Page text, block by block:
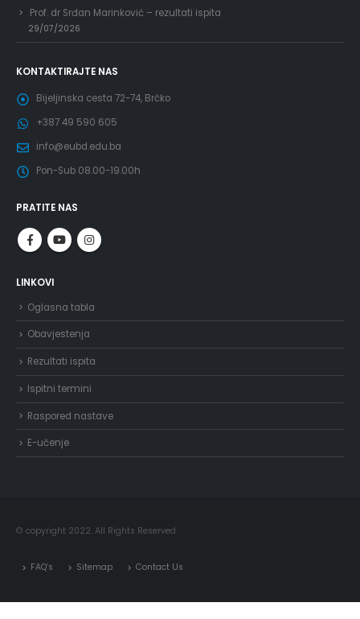
Prof. dr Srđan Marinković – rezultati ispita
29/07/2026
KONTAKTIRAJTE NAS
Bijeljinska cesta 72-74, Brčko
+387 49 590 605
info@eubd.edu.ba
Pon-Sub 08.00-19.00h
PRATITE NAS
LINKOVI
Oglasna tabla
Obavjestenja
Rezultati ispita
Ispitni termini
Raspored nastave
E-učenje
© copyright 2022. All Rights Reserved.
FAQ’s Sitemap Contact Us